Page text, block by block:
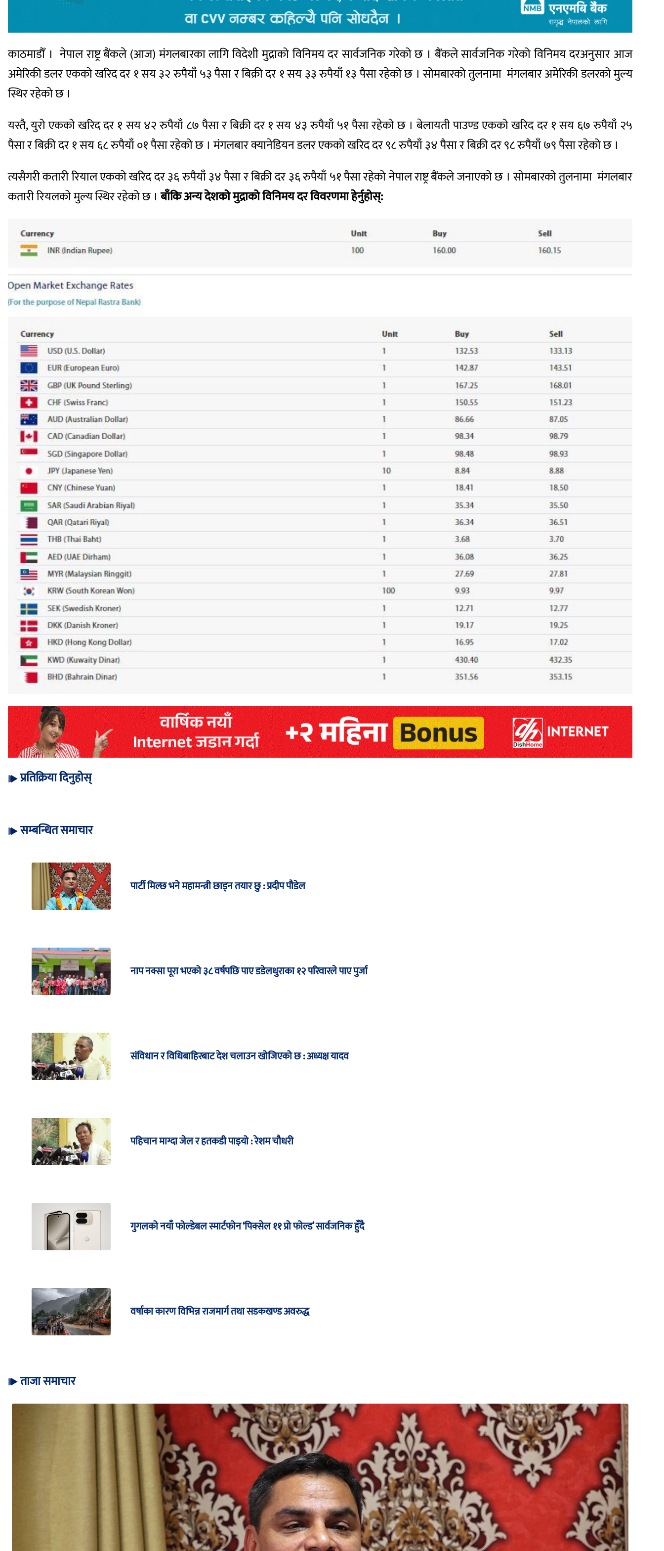
काठमाडौँ । नेपाल राष्ट्र बैंकले (आज) मंगलबारका लागि विदेशी मुद्राको विनिमय दर सार्वजनिक गरेको छ । बैंकले सार्वजनिक गरेको विनिमय दरअनुसार आज
अमेरिकी डलर एकको खरिद दर १ सय ३२ रुपैयाँ ५३ पैसा र बिक्री दर १ सय ३३ रुपैयाँ १३ पैसा रहेको छ । सोमबारको तुलनामा मंगलबार अमेरिकी डलरको मुल्य
स्थिर रहेको छ ।
यस्तै, युरो एकको खरिद दर १ सय ४२ रुपैयाँ ८७ पैसा र बिक्री दर १ सय ४३ रुपैयाँ ५१ पैसा रहेको छ । बेलायती पाउण्ड एकको खरिद दर १ सय ६७ रुपैयाँ २५
पैसा र बिक्री दर १ सय ६८ रुपैयाँ ०१ पैसा रहेको छ । मंगलबार क्यानेडियन डलर एकको खरिद दर ९८ रुपैयाँ ३४ पैसा र बिक्री दर ९८ रुपैयाँ ७९ पैसा रहेको छ ।
त्यसैगरी कतारी रियाल एकको खरिद दर ३६ रुपैयाँ ३४ पैसा र बिक्री दर ३६ रुपैयाँ ५१ पैसा रहेको नेपाल राष्ट्र बैंकले जनाएको छ । सोमबारको तुलनामा मंगलबार
कतारी रियलको मुल्य स्थिर रहेको छ ।बाँकि अन्य देशको मुद्राको विनिमय दर विवरणमा हेर्नुहोस्:
प्रतिक्रिया दिनुहोस्
सम्बन्धित समाचार
पार्टी मिल्छ भने महामन्त्री छाड्न तयार छु : प्रदीप पौडेल
नाप नक्सा पूरा भएको ३८ वर्षपछि पाए डडेलधुराका १२ परिवारले पाए पुर्जा
संविधान र विधिबाहिरबाट देश चलाउन खोजिएको छ : अध्यक्ष यादव
पहिचान माग्दा जेल र हतकडी पाइयो : रेशम चौधरी
गुगलको नयाँ फोल्डेबल स्मार्टफोन ‘पिक्सेल ११ प्रो फोल्ड’ सार्वजनिक हुँदै
वर्षाका कारण विभिन्न राजमार्ग तथा सडकखण्ड अवरुद्ध
ताजा समाचार